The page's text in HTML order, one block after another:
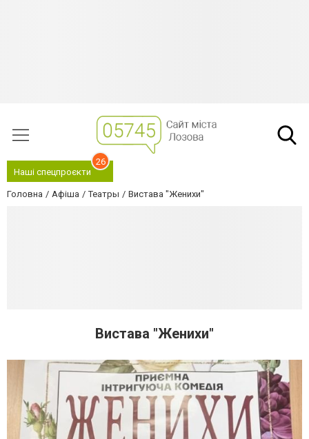
Наші спецпроєкти
26
Головна Афіша Театры Вистава "Женихи"
Вистава "Женихи"